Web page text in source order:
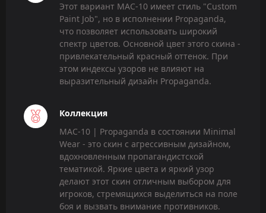
Этот вариант MAC-10 имеет стиль "Custom
Paint Job", но в исполнении Propaganda,
что позволяет использовать широкий
спектр цветов. Основной цвет этого скина -
привлекательный красный оттенок. При
этом индексы узоров не влияют на
выразительный дизайн Propaganda.
Коллекция
MAC-10 | Propaganda в состоянии Minimal
Wear - это скин с агрессивным дизайном,
вдохновленным пропагандистской
тематикой. Яркие цвета и яркий узор
делают этот скин отличным выбором для
игроков, стремящихся выделиться на поле
боя и вызвать внимание противников.